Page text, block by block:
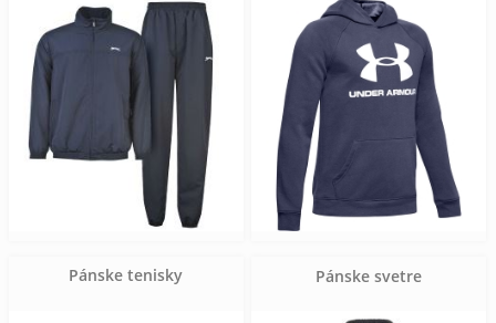
Pánske tenisky Pánske svetre